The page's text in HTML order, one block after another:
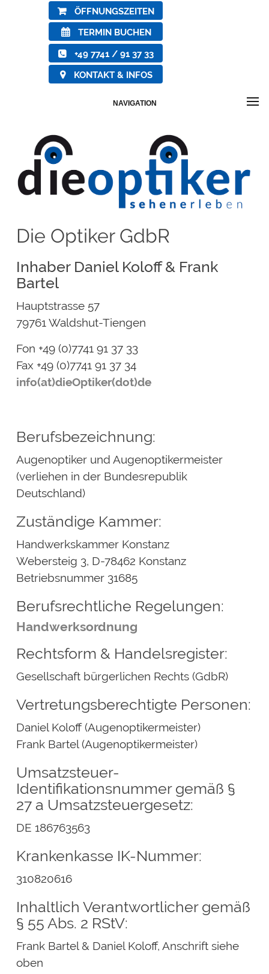
ÖFFNUNGSZEITEN
TERMIN BUCHEN
+49 7741 / 91 37 33
KONTAKT & INFOS
NAVIGATION
Die Optiker GdbR
Inhaber Daniel Koloff & Frank
Bartel
Hauptstrasse 57
79761 Waldshut-Tiengen
Fon +49 (0)7741 91 37 33
Fax +49 (0)7741 91 37 34
info(at)dieOptiker(dot)de
Berufsbezeichnung:
Augenoptiker und Augenoptikermeister
(verliehen in der Bundesrepublik
Deutschland)
Zuständige Kammer:
Handwerkskammer Konstanz
Webersteig 3, D-78462 Konstanz
Betriebsnummer 31685
Berufsrechtliche Regelungen:
Handwerksordnung
Rechtsform & Handelsregister:
Gesellschaft bürgerlichen Rechts (GdbR)
Vertretungsberechtigte Personen:
Daniel Koloff (Augenoptikermeister)
Frank Bartel (Augenoptikermeister)
Umsatzsteuer-
Identifikationsnummer gemäß §
27 a Umsatzsteuergesetz:
DE 186763563
Krankenkasse IK-Nummer:
310820616
Inhaltlich Verantwortlicher gemäß
§ 55 Abs. 2 RStV:
Frank Bartel & Daniel Koloff, Anschrift siehe
oben